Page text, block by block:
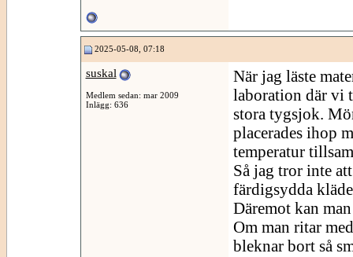
2025-05-08, 07:18
suskal
Medlem sedan: mar 2009
Inlägg: 636
När jag läste
laboration där vi
stora tygsjok.
placerades ihop
temperatur
Så jag tror inte
färdigsydda
Däremot kan
Om man ritar
bleknar bort så